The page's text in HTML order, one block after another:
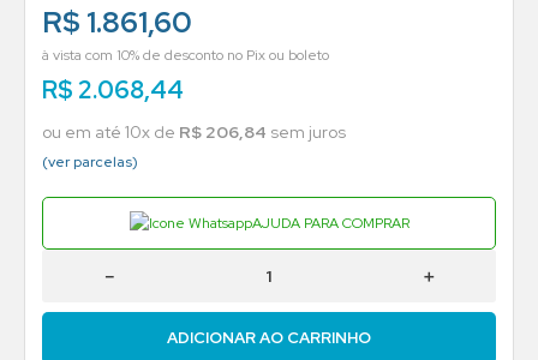
R$ 1.861,60
à vista com 10% de desconto no Pix ou boleto
R$2.068,44
ou em até 10x de R$ 206,84 sem juros
(ver parcelas)
AJUDA PARA COMPRAR
＋
－
ADICIONAR AO CARRINHO